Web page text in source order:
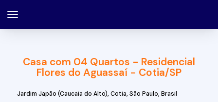
Casa com 04 Quartos - Residencial
Flores do Aguassaí - Cotia/SP
Jardim Japão (Caucaia do Alto), Cotia, São Paulo, Brasil